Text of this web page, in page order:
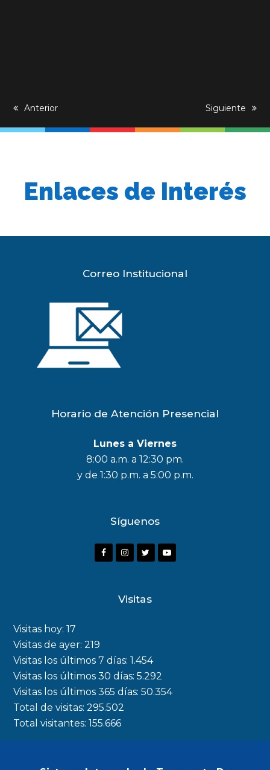
previous
Anterior
next
Siguiente
Enlaces de Interés
Correo Institucional
Horario de Atención Presencial
Lunes a Viernes
8:00 a.m. a 12:30 pm.
y de 1:30 p.m. a 5:00 p.m.
Síguenos
F
o
k
I
a
m
r
Y
Visitas
Visitas hoy:17
Visitas de ayer:219
Visitas los últimos 7 días:1.454
Visitas los últimos 30 días:5.292
Visitas los últimos 365 días:50.354
Total de visitas:295.502
Total visitantes:155.666